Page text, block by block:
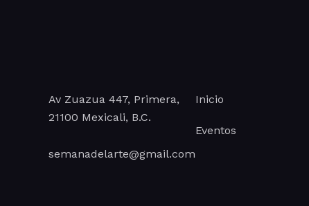
Av Zuazua 447, Primera,
21100 Mexicali, B.C.
semanadelarte@gmail.com
Inicio
Eventos